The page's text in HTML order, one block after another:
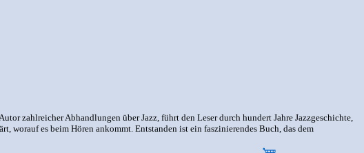
zahlreicher Abhandlungen über Jazz, führt den Leser durch hundert Jahre Jazzgeschichte,
worauf es beim Hören ankommt. Entstanden ist ein faszinierendes Buch, das dem